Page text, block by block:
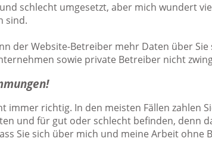
schlecht umgesetzt, aber mich wundert
sind.
der Website-Betreiber mehr Daten über
sowie private Betreiber nicht
immer richtig. In den meisten Fällen zahlen
und für gut oder schlecht befinden, denn
Sie sich über mich und meine Arbeit ohne